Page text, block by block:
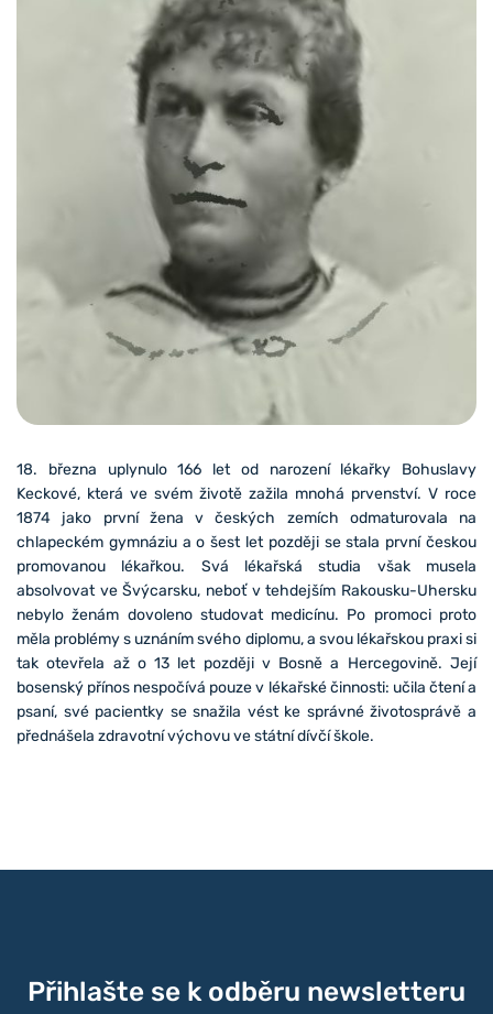
18. března uplynulo 166 let od narození lékařky Bohuslavy
Keckové, která ve svém životě zažila mnohá prvenství. V roce
1874 jako první žena v českých zemích odmaturovala na
chlapeckém gymnáziu a o šest let později se stala první českou
promovanou lékařkou. Svá lékařská studia však musela
absolvovat ve Švýcarsku, neboť v tehdejším Rakousku-Uhersku
nebylo ženám dovoleno studovat medicínu. Po promoci proto
měla problémy s uznáním svého diplomu, a svou lékařskou praxi si
tak otevřela až o 13 let později v Bosně a Hercegovině. Její
bosenský přínos nespočívá pouze v lékařské činnosti: učila čtení a
psaní, své pacientky se snažila vést ke správné životosprávě a
přednášela zdravotní výchovu ve státní dívčí škole.
Přihlašte se k odběru newsletteru